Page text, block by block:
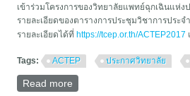
เข้าร่วมโครงการของวิทยาลัยแพทย์ฉุกเฉินแห่
รายละเอียดของตารางการประชุมวิชาการประ
รายละเอียดได้ที่ https://tcep.or.th/ACTEP2017
Tags: ACTEP ประกาศวิทยาลัย
Read more